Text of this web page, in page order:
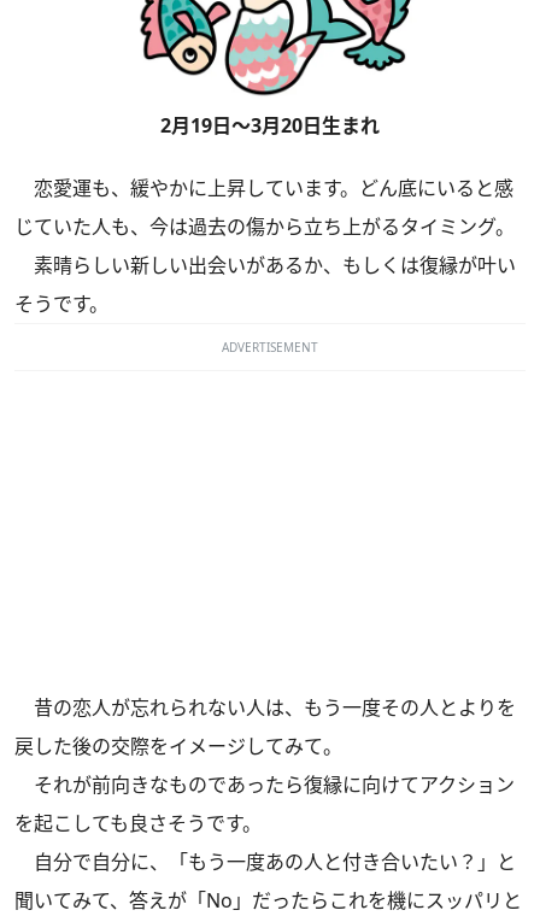
2月19日～3月20日生まれ
恋愛運も、緩やかに上昇しています。どん底にいると感
じていた人も、今は過去の傷から立ち上がるタイミング。
素晴らしい新しい出会いがあるか、もしくは復縁が叶い
そうです。
ADVERTISEMENT
昔の恋人が忘れられない人は、もう一度その人とよりを
戻した後の交際をイメージしてみて。
それが前向きなものであったら復縁に向けてアクション
を起こしても良さそうです。
自分で自分に、「もう一度あの人と付き合いたい？」と
聞いてみて、答えが「No」だったらこれを機にスッパリと